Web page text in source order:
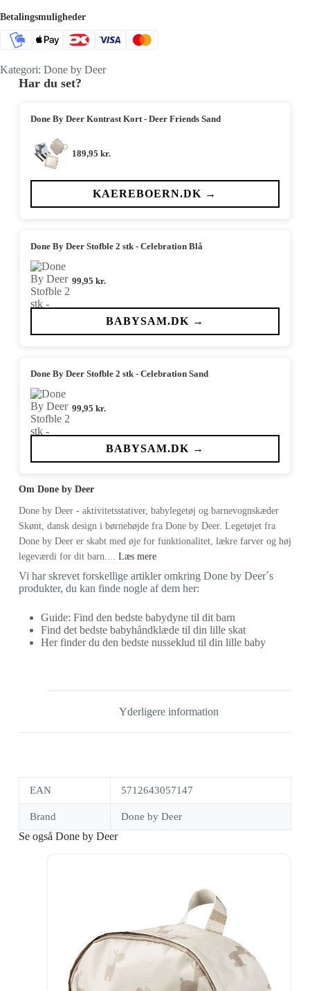
Betalingsmuligheder
Kategori: Done by Deer
Har du set?
Done By Deer Kontrast Kort - Deer Friends Sand
189,95 kr.
KAEREBOERN.DK →
Done By Deer Stofble 2 stk - Celebration Blå
99,95 kr.
BABYSAM.DK →
Done By Deer Stofble 2 stk - Celebration Sand
99,95 kr.
BABYSAM.DK →
Om Done by Deer
Done by Deer - aktivitetsstativer, babylegetøj og barnevognskæder
Skønt, dansk design i børnehøjde fra Done by Deer. Legetøjet fra
Done by Deer er skabt med øje for funktionalitet, lækre farver og høj
legeværdi for dit barn.... Læs mere
Vi har skrevet forskellige artikler omkring Done by Deer´s
produkter, du kan finde nogle af dem her:
Guide: Find den bedste babydyne til dit barn
Find det bedste babyhåndklæde til din lille skat
Her finder du den bedste nusseklud til din lille baby
Yderligere information
EAN 5712643057147
Brand Done by Deer
Se også Done by Deer